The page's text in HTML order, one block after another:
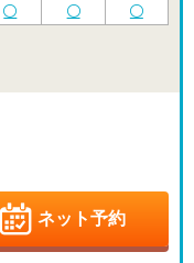
9/7
-
9/8
9/9
月
ネット予約